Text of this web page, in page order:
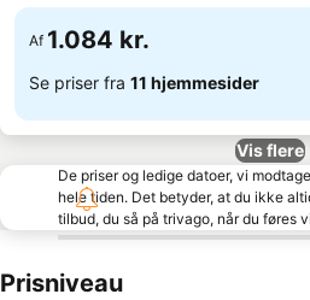
Af 1.084 kr.
Se priser fra 11 hjemmesider
Vis flere
De priser og ledige datoer, vi
hele tiden. Det betyder, at du ikke
tilbud, du så på trivago, når du føres
Prisniveau